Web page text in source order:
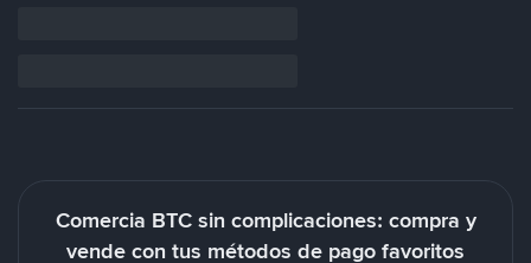
Comercia BTC sin complicaciones: compra y
vende con tus métodos de pago favoritos